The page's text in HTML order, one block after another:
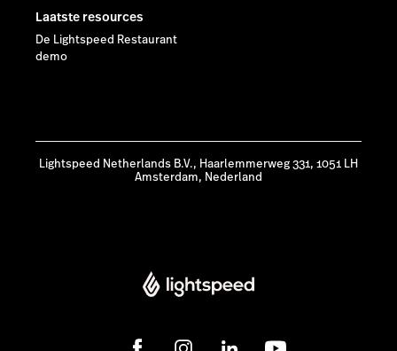
Laatste resources
De Lightspeed Restaurant
demo
Lightspeed Netherlands B.V., Haarlemmerweg 331, 1051 LH
Amsterdam, Nederland